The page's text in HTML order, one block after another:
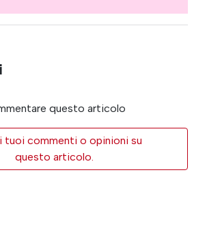
questo articolo
tuoi commenti o opinioni su
questo articolo.